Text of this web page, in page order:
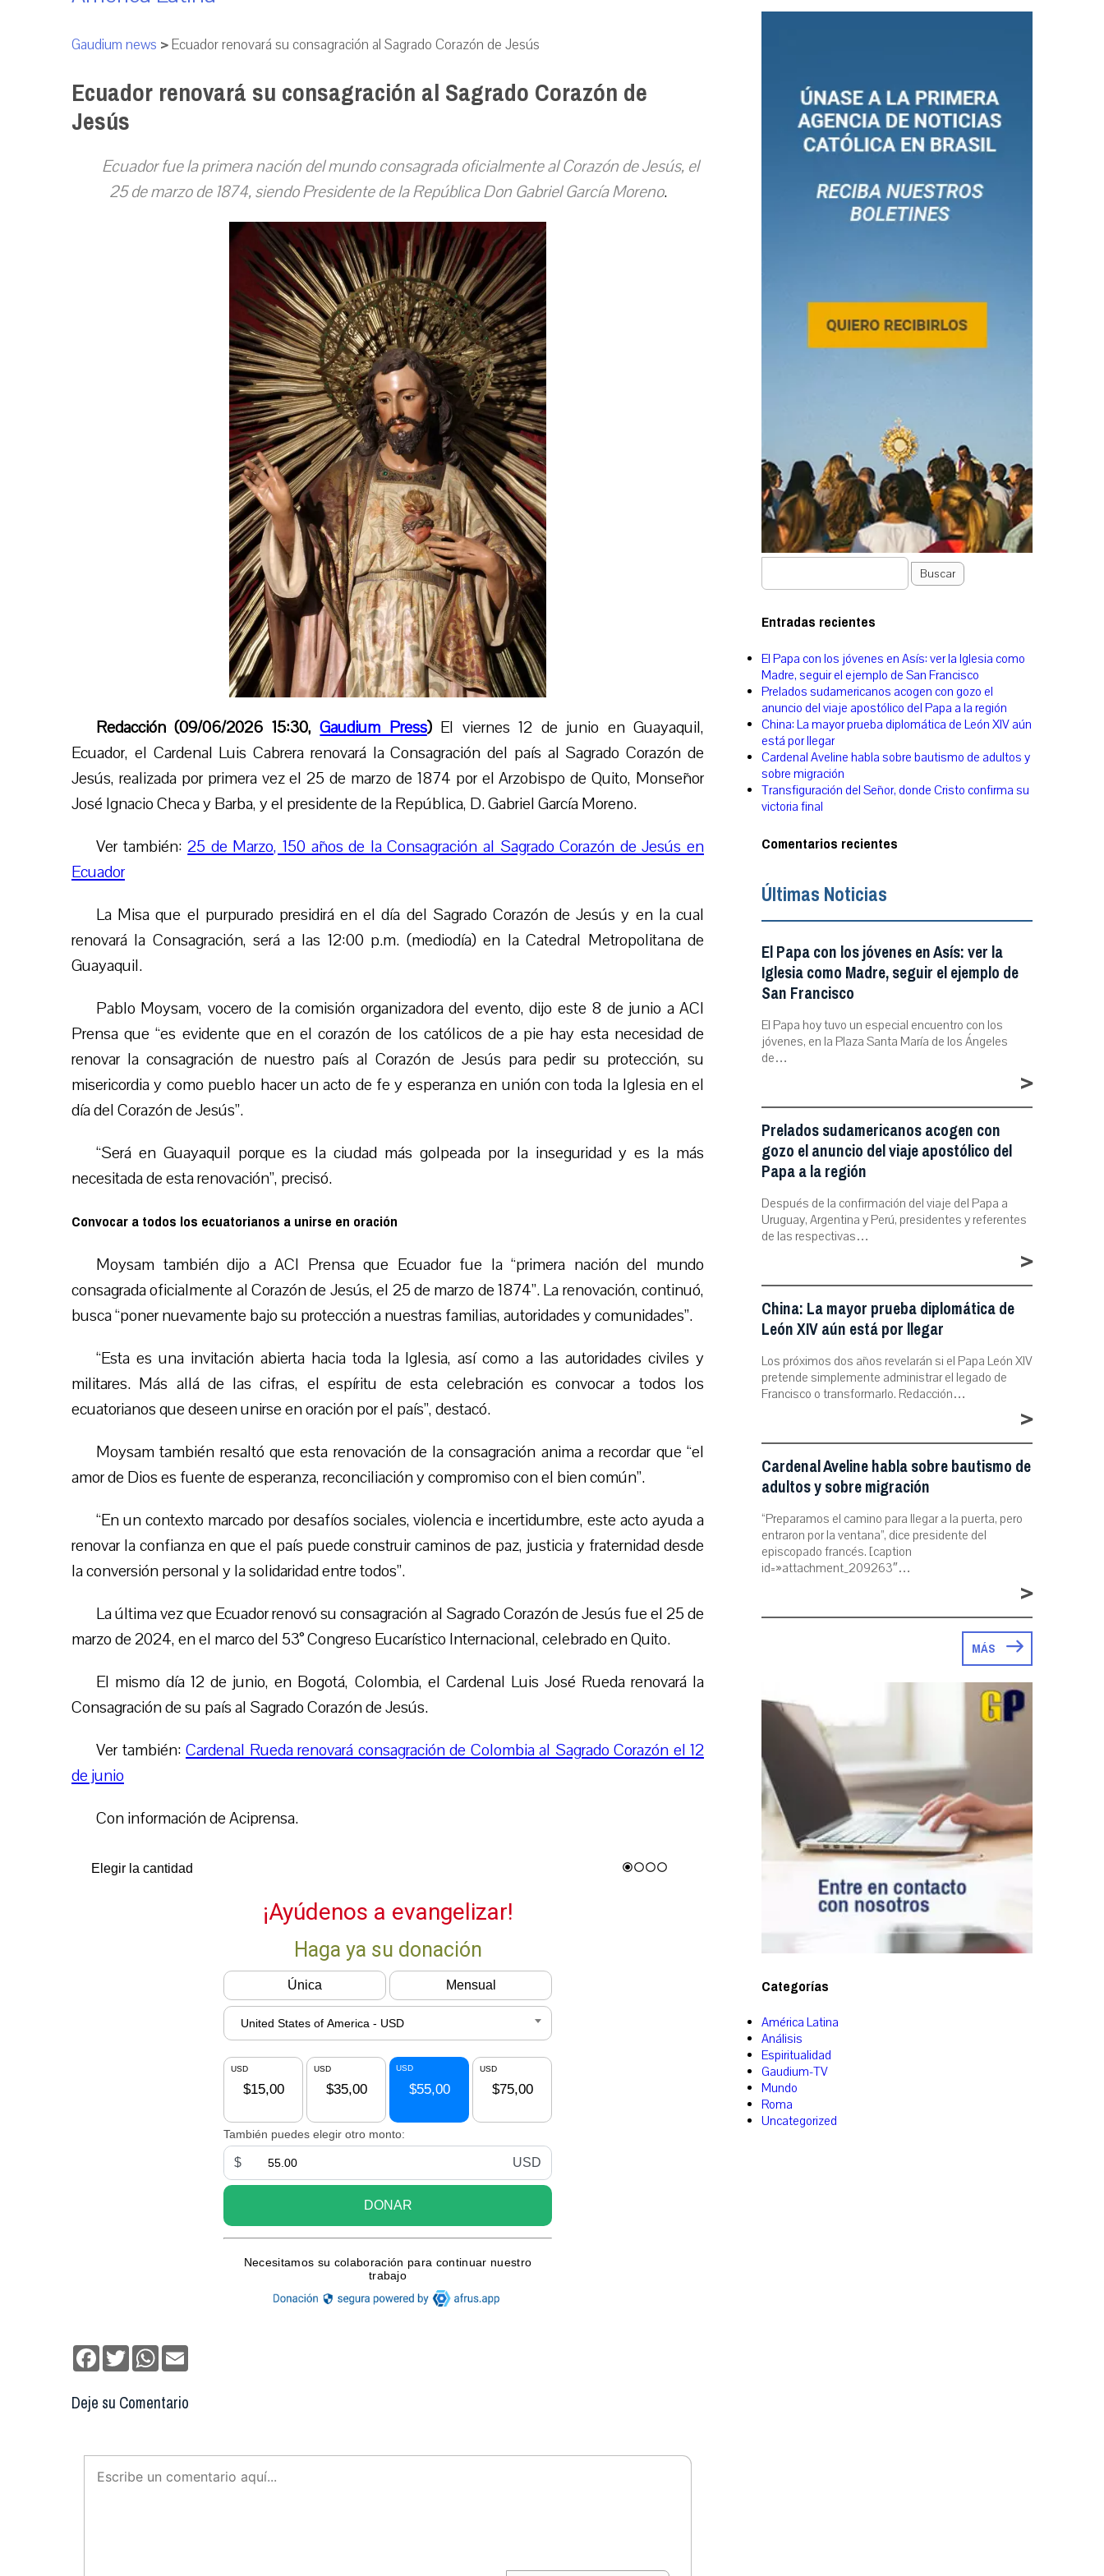
Gaudium news >Ecuador renovará su consagración al Sagrado Corazón de Jesús
Ecuador renovará su consagración al Sagrado Corazón de
Jesús
Ecuador fue la primera nación del mundo consagrada oficialmente al Corazón de Jesús, el
25 de marzo de 1874, siendo Presidente de la República Don Gabriel García Moreno.
Redacción (09/06/2026 15:30,Gaudium Press)El viernes 12 de junio en Guayaquil,
Ecuador, el Cardenal Luis Cabrera renovará la Consagración del país al Sagrado Corazón de
Jesús, realizada por primera vez el 25 de marzo de 1874 por el Arzobispo de Quito, Monseñor
José Ignacio Checa y Barba, y el presidente de la República, D. Gabriel García Moreno.
Ver también:25 de Marzo, 150 años de la Consagración al Sagrado Corazón de Jesús en
Ecuador
La Misa que el purpurado presidirá en el día del Sagrado Corazón de Jesús y en la cual
renovará la Consagración, será a las 12:00 p.m. (mediodía) en la Catedral Metropolitana de
Guayaquil.
Pablo Moysam, vocero de la comisión organizadora del evento, dijo este 8 de junio a ACI
Prensa que “es evidente que en el corazón de los católicos de a pie hay esta necesidad de
renovar la consagración de nuestro país al Corazón de Jesús para pedir su protección, su
misericordia y como pueblo hacer un acto de fe y esperanza en unión con toda la Iglesia en el
día del Corazón de Jesús”.
“Será en Guayaquil porque es la ciudad más golpeada por la inseguridad y es la más
necesitada de esta renovación”, precisó.
Convocar a todos los ecuatorianos a unirse en oración
Moysam también dijo a ACI Prensa que Ecuador fue la “primera nación del mundo
consagrada oficialmente al Corazón de Jesús, el 25 de marzo de 1874”. La renovación, continuó,
busca “poner nuevamente bajo su protección a nuestras familias, autoridades y comunidades”.
“Esta es una invitación abierta hacia toda la Iglesia, así como a las autoridades civiles y
militares. Más allá de las cifras, el espíritu de esta celebración es convocar a todos los
ecuatorianos que deseen unirse en oración por el país”, destacó.
Moysam también resaltó que esta renovación de la consagración anima a recordar que “el
amor de Dios es fuente de esperanza, reconciliación y compromiso con el bien común”.
“En un contexto marcado por desafíos sociales, violencia e incertidumbre, este acto ayuda a
renovar la confianza en que el país puede construir caminos de paz, justicia y fraternidad desde
la conversión personal y la solidaridad entre todos”.
La última vez que Ecuador renovó su consagración al Sagrado Corazón de Jesús fue el 25 de
marzo de 2024, en el marco del 53° Congreso Eucarístico Internacional, celebrado en Quito.
El mismo día 12 de junio, en Bogotá, Colombia, el Cardenal Luis José Rueda renovará la
Consagración de su país al Sagrado Corazón de Jesús.
Ver también: Cardenal Rueda renovará consagración de Colombia al Sagrado Corazón el 12
de junio
Con información de Aciprensa.
Facebook
TwitterWhatsApp
Deje su Comentario
Buscar
Entradas recientes
El Papa con los jóvenes en Asís: ver la Iglesia como
Madre, seguir el ejemplo de San Francisco
Prelados sudamericanos acogen con gozo el
anuncio del viaje apostólico del Papa a la región
China: La mayor prueba diplomática de León XIV aún
está por llegar
Cardenal Aveline habla sobre bautismo de adultos y
sobre migración
Transfiguración del Señor, donde Cristo confirma su
victoria final
Comentarios recientes
Últimas Noticias
El Papa con los jóvenes en Asís: ver la
Iglesia como Madre, seguir el ejemplo de
San Francisco
El Papa hoy tuvo un especial encuentro con los
jóvenes, en la Plaza Santa María de los Ángeles
de…
>
Prelados sudamericanos acogen con
gozo el anuncio del viaje apostólico del
Papa a la región
Después de la confirmación del viaje del Papa a
Uruguay, Argentina y Perú, presidentes y referentes
de las respectivas…
>
China: La mayor prueba diplomática de
León XIV aún está por llegar
Los próximos dos años revelarán si el Papa León XIV
pretende simplemente administrar el legado de
Francisco o transformarlo. Redacción…
>
Cardenal Aveline habla sobre bautismo de
adultos y sobre migración
“Preparamos el camino para llegar a la puerta, pero
entraron por la ventana”, dice presidente del
episcopado francés. [caption
id=»attachment_209263″…
>
MÁS
Categorías
América Latina
Análisis
Espiritualidad
Gaudium-TV
Mundo
Roma
Uncategorized